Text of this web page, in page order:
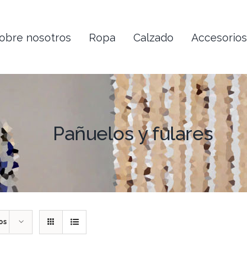
nosotros Ropa Calzado Accesorios
Pañuelos y fulares